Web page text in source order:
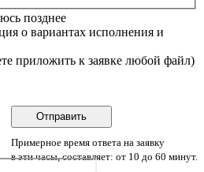
позднее
о вариантах исполнения и
приложить к заявке любой файл)
Примерное время ответа на заявку
в эти часы, составляет: от 10 до 60 минут.